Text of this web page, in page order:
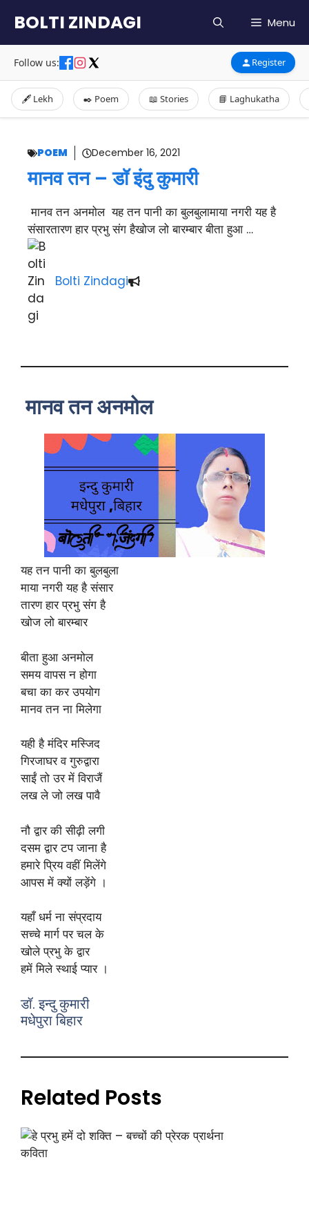
content
BOLTI ZINDAGI Menu
Follow us: Register
🖋️ Lekh ✒️ Poem 📖 Stories 📘 Laghukatha
POEM December 16, 2021
मानव तन – डॉ इंदु कुमारी
मानव तन अनमोल यह तन पानी का बुलबुलामाया नगरी यह है
संसारतारण हार प्रभु संग हैखोज लो बारम्बार बीता हुआ …
Bolti Zindagi
मानव तन अनमोल
यह तन पानी का बुलबुला
माया नगरी यह है संसार
तारण हार प्रभु संग है
खोज लो बारम्बार
बीता हुआ अनमोल
समय वापस न होगा
बचा का कर उपयोग
मानव तन ना मिलेगा
यही है मंदिर मस्जिद
गिरजाघर व गुरुद्वारा
साईं तो उर में विराजैं
लख ले जो लख पावै
नौ द्वार की सीढ़ी लगी
दसम द्वार टप जाना है
हमारे प्रिय वहीं मिलेंगे
आपस में क्यों लड़ेंगे ।
यहाँ धर्म ना संप्रदाय
सच्चे मार्ग पर चल के
खोले प्रभु के द्वार
हमें मिले स्थाई प्यार ।
डॉ. इन्दु कुमारी
मधेपुरा बिहार
Related Posts